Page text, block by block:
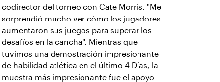
codirector del torneo con Cate Morris. "Me
sorprendió mucho ver cómo los jugadores
aumentaron sus juegos para superar los
desafíos en la cancha". Mientras que
tuvimos una demostración impresionante
de habilidad atlética en el último 4 Días, la
muestra más impresionante fue el apoyo